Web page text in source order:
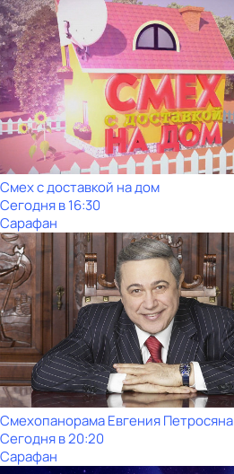
Смех с доставкой на дом
Сегодня в 16:30
Сарафан
Смехопанорама Евгения Петросяна
Сегодня в 20:20
Сарафан